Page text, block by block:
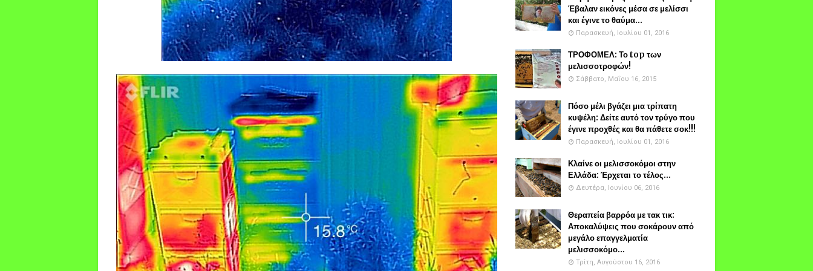
Έβαλαν εικόνες μέσα σε μελίσσι
και έγινε το θαύμα...
Παρασκευή, Ιουλίου 01, 2016
ΤΡΟΦΟΜΕΛ: Το top των
μελισσοτροφών!
Σάββατο, Μαΐου 16, 2015
Πόσο μέλι βγάζει μια τρίπατη
κυψέλη: Δείτε αυτό τον τρύγο που
έγινε προχθές και θα πάθετε σοκ!!!
Παρασκευή, Ιουλίου 01, 2016
Κλαίνε οι μελισσοκόμοι στην
Ελλάδα: Έρχεται το τέλος...
Δευτέρα, Ιουνίου 06, 2016
Θεραπεία βαρρόα με τακ τικ:
Αποκαλύψεις που σοκάρουν από
μεγάλο επαγγελματία
μελισσοκόμο...
Τρίτη, Αυγούστου 16, 2016